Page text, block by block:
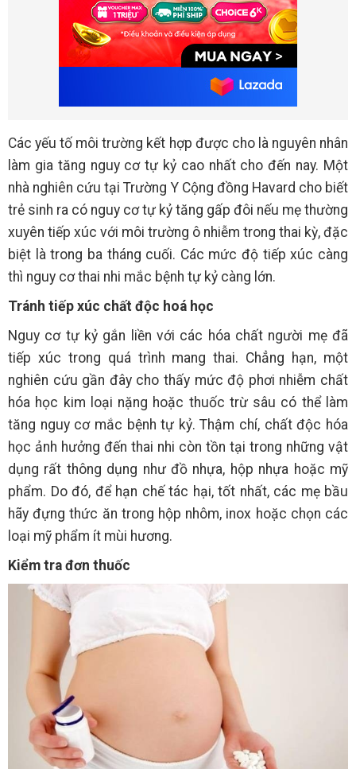
Các yếu tố môi trường kết hợp được cho là nguyên nhân
làm gia tăng nguy cơ tự kỷ cao nhất cho đến nay. Một
nhà nghiên cứu tại Trường Y Cộng đồng Havard cho biết
trẻ sinh ra có nguy cơ tự kỷ tăng gấp đôi nếu mẹ thường
xuyên tiếp xúc với môi trường ô nhiễm trong thai kỳ, đặc
biệt là trong ba tháng cuối. Các mức độ tiếp xúc càng
thì nguy cơ thai nhi mắc bệnh tự kỷ càng lớn.
Tránh tiếp xúc chất độc hoá học
Nguy cơ tự kỷ gắn liền với các hóa chất người mẹ đã
tiếp xúc trong quá trình mang thai. Chẳng hạn, một
nghiên cứu gần đây cho thấy mức độ phơi nhiễm chất
hóa học kim loại nặng hoặc thuốc trừ sâu có thể làm
tăng nguy cơ mắc bệnh tự kỷ. Thậm chí, chất độc hóa
học ảnh hưởng đến thai nhi còn tồn tại trong những vật
dụng rất thông dụng như đồ nhựa, hộp nhựa hoặc mỹ
phẩm. Do đó, để hạn chế tác hại, tốt nhất, các mẹ bầu
hãy đựng thức ăn trong hộp nhôm, inox hoặc chọn các
loại mỹ phẩm ít mùi hương.
Kiểm tra đơn thuốc